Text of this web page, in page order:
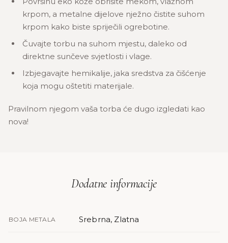
krpom, a metalne dijelove nježno čistite suhom
krpom kako biste spriječili ogrebotine.
Čuvajte torbu na suhom mjestu, daleko od
direktne sunčeve svjetlosti i vlage.
Izbjegavajte hemikalije, jaka sredstva za čišćenje
koja mogu oštetiti materijale.
Pravilnom njegom vaša torba će dugo izgledati kao
nova!
Dodatne informacije
BOJA METALA Srebrna, Zlatna